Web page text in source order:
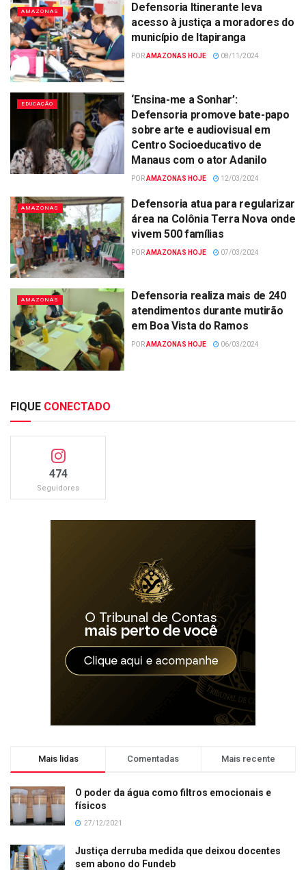
AMAZONAS
Defensoria Itinerante leva
acesso à justiça a moradores do
município de Itapiranga
PORAMAZONAS HOJE 08/11/2024
EDUCAÇÃO
‘Ensina-me a Sonhar’:
Defensoria promove bate-papo
sobre arte e audiovisual em
Centro Socioeducativo de
Manaus com o ator Adanilo
PORAMAZONAS HOJE 12/03/2024
AMAZONAS
Defensoria atua para regularizar
área na Colônia Terra Nova onde
vivem 500 famílias
PORAMAZONAS HOJE 07/03/2024
AMAZONAS
Defensoria realiza mais de 240
atendimentos durante mutirão
em Boa Vista do Ramos
PORAMAZONAS HOJE 06/03/2024
FIQUE CONECTADO
474
Seguidores
Mais lidas Comentadas Mais recente
O poder da água como filtros emocionais e
físicos
27/12/2021
Justiça derruba medida que deixou docentes
sem abono do Fundeb